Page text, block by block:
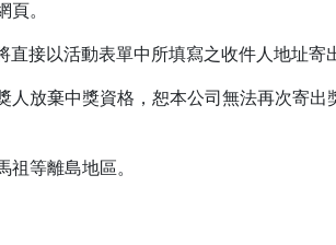
。
接以活動表單中所填寫之收件人地址寄
放棄中獎資格，恕本公司無法再次寄
等離島地區。